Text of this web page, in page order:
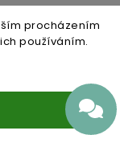
procházením
používáním.